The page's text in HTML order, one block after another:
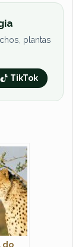
plantas
TikTok
do